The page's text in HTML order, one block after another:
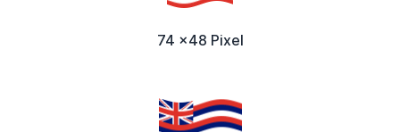
74 x48 Pixel